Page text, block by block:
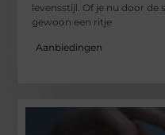
levensstijl. Of je nu door
gewoon een ritje
Aanbiedingen